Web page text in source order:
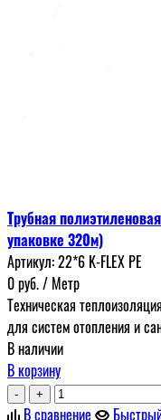
Трубная
упаковке 320м)
Артикул:22*6 K-FLEX PE
0руб./ Метр
Техническая
для систем отопления и
В наличии
В корзину
- +
В сравнение